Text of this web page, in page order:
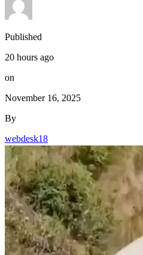
Published
20 hours ago
on
November 16, 2025
By
webdesk18